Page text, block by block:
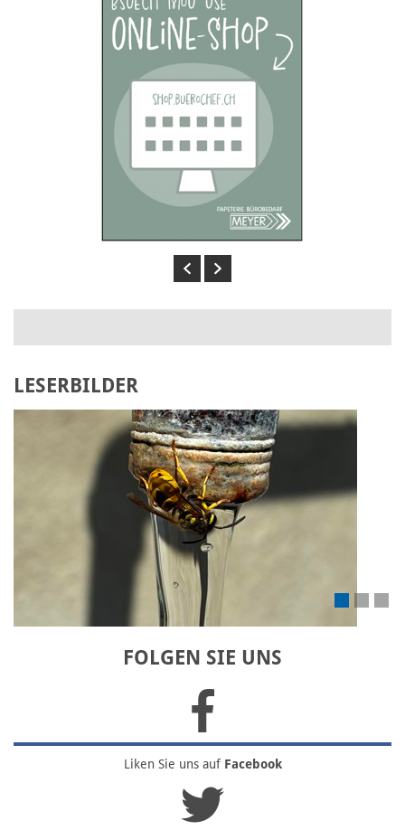
Previous
Next
LESERBILDER
Laden Sie Ihr eigenes Bild hoch
FOLGEN SIE UNS
Liken Sie unsauf Facebook